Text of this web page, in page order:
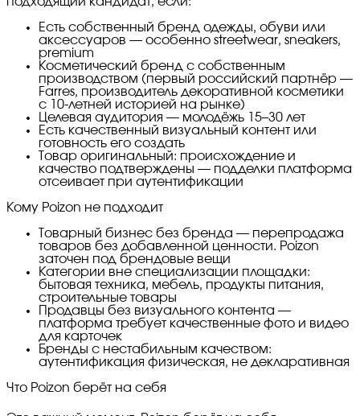
Есть собственный бренд одежды, обуви или
аксессуаров — особенно streetwear, sneakers,
premium
Косметический бренд с собственным
производством (первый российский партнёр —
Farres, производитель декоративной косметики
с 10-летней историей на рынке)
Целевая аудитория — молодёжь 15–30 лет
Есть качественный визуальный контент или
готовность его создать
Товар оригинальный: происхождение и
качество подтверждены — подделки платформа
отсеивает при аутентификации
Кому Poizon не подходит
Товарный бизнес без бренда — перепродажа
товаров без добавленной ценности. Poizon
заточен под брендовые вещи
Категории вне специализации площадки:
бытовая техника, мебель, продукты питания,
строительные товары
Продавцы без визуального контента —
платформа требует качественные фото и видео
для карточек
Бренды с нестабильным качеством:
аутентификация физическая, не декларативная
Что Poizon берёт на себя